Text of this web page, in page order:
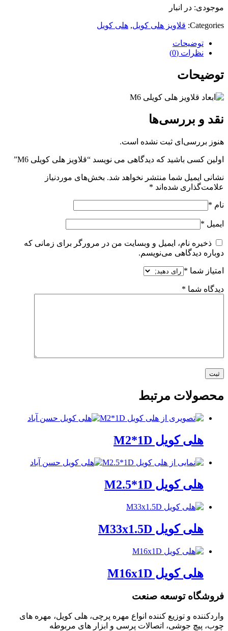
موجودی: در انبار
Categories: قلاویز هلی کویل, هلی کویل
توضیحات
نظرات (0)
توضیحات
نقد و بررسی‌ها
هنوز بررسی‌ای ثبت نشده است.
اولین کسی باشید که دیدگاهی می نویسد “قلاویز هلی کویلی M6”
نشانی ایمیل شما منتشر نخواهد شد. بخش‌های موردنیاز
علامت‌گذاری شده‌اند *
نام *
ایمیل *
ذخیره نام، ایمیل و وبسایت من در مرورگر برای زمانی که
دوباره دیدگاهی می‌نویسم.
امتیاز شما *
دیدگاه شما *
محصولات مرتبط
هلی کویل M2*1D
هلی کویل M2.5*1D
هلی کویل M33x1.5D
هلی کویل M16x1D
فروشگاه توسعه صنعت
واردکننده و توزیع کننده انواع مهره پرچی، هلی کویل، مهره های
چوب، پیچ جوشی، اتصالات پرسی و ابزار های مربوطه